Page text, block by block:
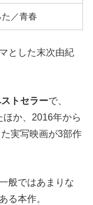
／青春
とした末次由紀
トセラーで、
か、2016年から
実写映画が3部作
般ではあまりな
る本作。